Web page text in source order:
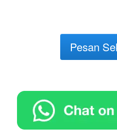
Pesan